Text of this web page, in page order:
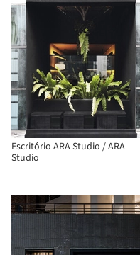
Escritório ARA Studio / ARA
Studio